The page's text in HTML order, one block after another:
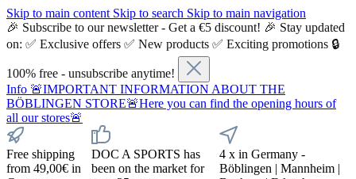
Skip to main content Skip to search Skip to main navigation
🎉 Subscribe to our newsletter - Get a €5 discount! 🎉 Stay updated
on: ✅ Exclusive offers ✅ New products ✅ Exciting promotions 🔒
100% free - unsubscribe anytime!
Info 🚨IMPORTANT INFORMATION ABOUT THE
BÖBLINGEN STORE🚨Here you can find the opening hours of
all our stores🚨
Free shipping
from 49,00€ in
DOC A SPORTS has
been on the market for
4 x in Germany -
Böblingen | Mannheim |